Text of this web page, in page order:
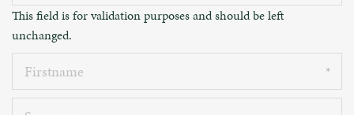
This field is for validation purposes and should be left
unchanged.
Firstname